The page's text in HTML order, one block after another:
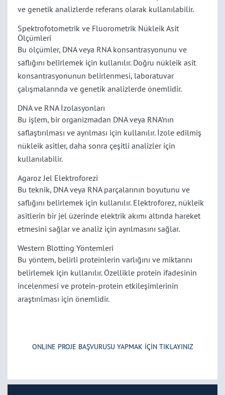
ve genetik analizlerde referans olarak kullanılabilir.
Spektrofotometrik ve Fluorometrik Nükleik Asit
Ölçümleri
Bu ölçümler, DNA veya RNA konsantrasyonunu ve
saflığını belirlemek için kullanılır. Doğru nükleik asit
konsantrasyonunun belirlenmesi, laboratuvar
çalışmalarında ve genetik analizlerde önemlidir.
DNA ve RNA İzolasyonları
Bu işlem, bir organizmadan DNA veya RNA’nın
saflaştırılması ve ayrılması için kullanılır. İzole edilmiş
nükleik asitler, daha sonra çeşitli analizler için
kullanılabilir.
Agaroz Jel Elektroforezi
Bu teknik, DNA veya RNA parçalarının boyutunu ve
saflığını belirlemek için kullanılır. Elektroforez, nükleik
asitlerin bir jel üzerinde elektrik akımı altında hareket
etmesini sağlar ve analiz için ayrılmasını sağlar.
Western Blotting Yöntemleri
Bu yöntem, belirli proteinlerin varlığını ve miktarını
belirlemek için kullanılır. Özellikle protein ifadesinin
incelenmesi ve protein-protein etkileşimlerinin
araştırılması için önemlidir.
ONLINE PROJE BAŞVURUSU YAPMAK İÇİN TIKLAYINIZ